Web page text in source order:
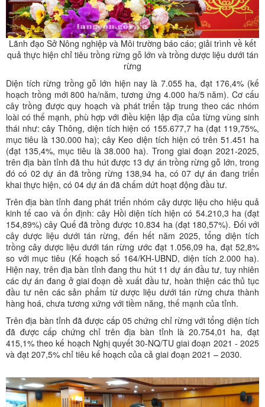
Lãnh đạo Sở Nông nghiệp và Môi trường báo cáo; giải trình về kết
quả thực hiện chỉ tiêu trồng rừng gỗ lớn và trồng dược liệu dưới tán
rừng
Diện tích rừng trồng gỗ lớn hiện nay là 7.055 ha, đạt 176,4% (kế
hoạch trồng mới 800 ha/năm, tương ứng 4.000 ha/5 năm). Cơ cấu
cây trồng được quy hoạch và phát triển tập trung theo các nhóm
loài có thế mạnh, phù hợp với điều kiện lập địa của từng vùng sinh
thái như: cây Thông, diện tích hiện có 155.677,7 ha (đạt 119,75%,
mục tiêu là 130.000 ha); cây Keo diện tích hiện có trên 51.451 ha
(đạt 135,4%, mục tiêu là 38.000 ha). Trong giai đoạn 2021-2025,
trên địa bàn tỉnh đã thu hút được 13 dự án trồng rừng gỗ lớn, trong
đó có 02 dự án đã trồng rừng 138,94 ha, có 07 dự án đang triển
khai thực hiện, có 04 dự án đã chấm dứt hoạt động đầu tư.
Trên địa bàn tỉnh đang phát triển nhóm cây dược liệu cho hiệu quả
kinh tế cao và ổn định: cây Hồi diện tích hiện có 54.210,3 ha (đạt
154,89%) cây Quế đã trồng được 10.834 ha (đạt 180,57%). Đối với
cây dược liệu dưới tán rừng, đến hết năm 2025, tổng diện tích
trồng cây dược liệu dưới tán rừng ước đạt 1.056,09 ha, đạt 52,8%
so với mục tiêu (Kế hoạch số 164/KH-UBND, diện tích 2.000 ha).
Hiện nay, trên địa bàn tỉnh đang thu hút 11 dự án đầu tư, tuy nhiên
các dự án đang ở giai đoạn đề xuất đầu tư, hoàn thiện các thủ tục
đầu tư nên các sản phẩm từ dược liệu dưới tán rừng chưa thành
hàng hoá, chưa tương xứng với tiềm năng, thế mạnh của tỉnh.
Trên địa bàn tỉnh đã được cấp 05 chứng chỉ rừng với tổng diện tích
đã được cấp chứng chỉ trên địa bàn tỉnh là 20.754,01 ha, đạt
415,1% theo kế hoạch Nghị quyết 30-NQ/TU giai đoạn 2021 - 2025
và đạt 207,5% chỉ tiêu kế hoạch của cả giai đoạn 2021 – 2030.